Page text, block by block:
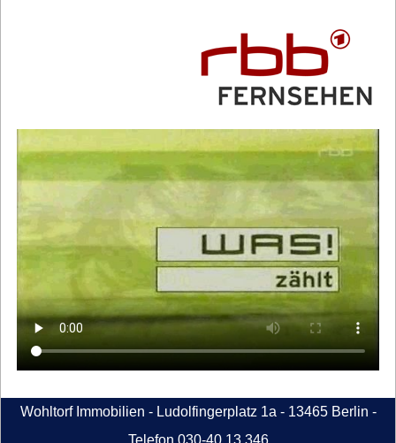
Wohltorf Immobilien - Ludolfingerplatz 1a - 13465 Berlin -